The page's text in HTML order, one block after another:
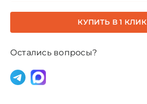
"Белый"
КУПИТЬ В 1 КЛИК
Остались вопросы?